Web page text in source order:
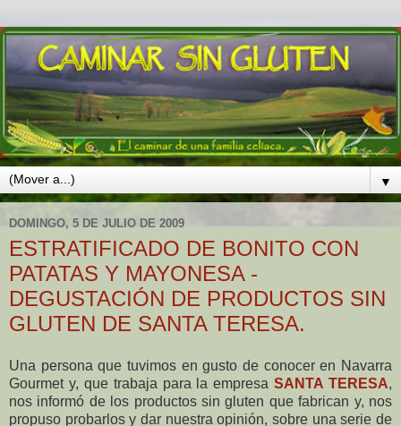
▼
DOMINGO, 5 DE JULIO DE 2009
ESTRATIFICADO DE BONITO CON
PATATAS Y MAYONESA -
DEGUSTACIÓN DE PRODUCTOS SIN
GLUTEN DE SANTA TERESA.
Una persona que tuvimos en gusto de conocer en Navarra
Gourmet y, que trabaja para la empresaSANTA TERESA,
nos informó de los productos sin gluten que fabrican y, nos
propuso probarlos y dar nuestra opinión, sobre una serie de